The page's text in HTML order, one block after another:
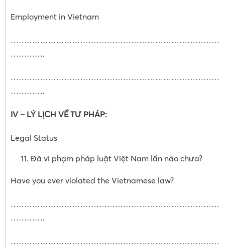
Employment in Vietnam
………….
………….
IV – LÝ LỊCH VỀ TƯ PHÁP:
Legal Status
Đã vi phạm pháp luật Việt Nam lần nào chưa?
Have you ever violated the Vietnamese law?
………….